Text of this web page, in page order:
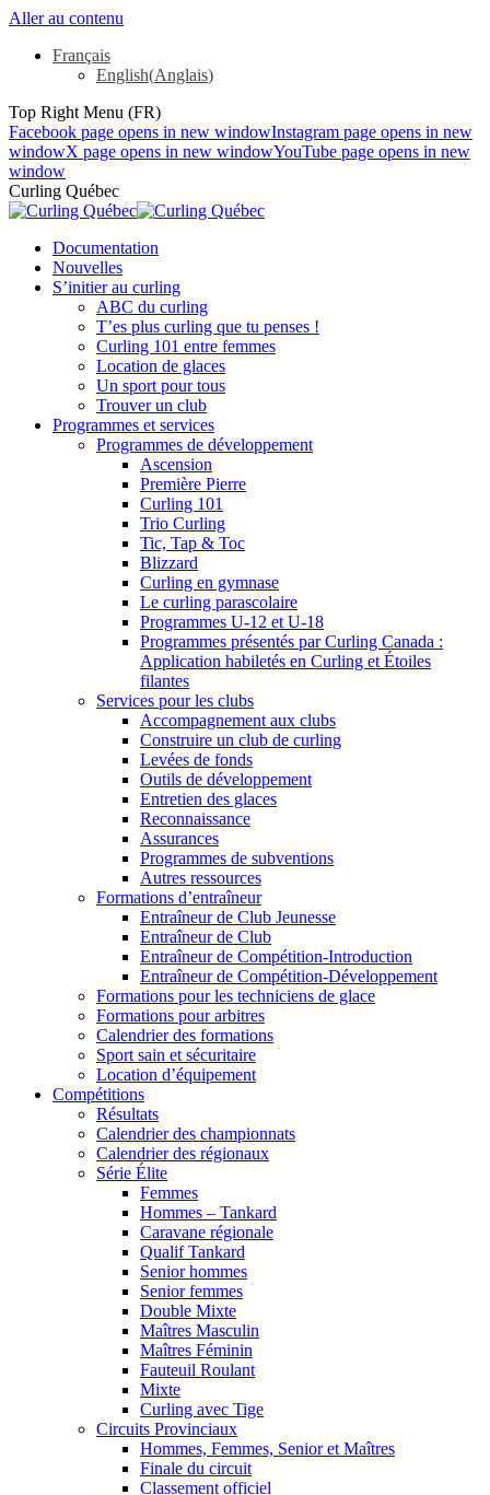
Aller au contenu
Français
English(Anglais)
Top Right Menu (FR)
Facebook page opens in new windowInstagram page opens in new
windowX page opens in new windowYouTube page opens in new
window
Curling Québec
Documentation
Nouvelles
S’initier au curling
ABC du curling
T’es plus curling que tu penses !
Curling 101 entre femmes
Location de glaces
Un sport pour tous
Trouver un club
Programmes et services
Programmes de développement
Ascension
Première Pierre
Curling 101
Trio Curling
Tic, Tap & Toc
Blizzard
Curling en gymnase
Le curling parascolaire
Programmes U-12 et U-18
Programmes présentés par Curling Canada :
Application habiletés en Curling et Étoiles
filantes
Services pour les clubs
Accompagnement aux clubs
Construire un club de curling
Levées de fonds
Outils de développement
Entretien des glaces
Reconnaissance
Assurances
Programmes de subventions
Autres ressources
Formations d’entraîneur
Entraîneur de Club Jeunesse
Entraîneur de Club
Entraîneur de Compétition-Introduction
Entraîneur de Compétition-Développement
Formations pour les techniciens de glace
Formations pour arbitres
Calendrier des formations
Sport sain et sécuritaire
Location d’équipement
Compétitions
Résultats
Calendrier des championnats
Calendrier des régionaux
Série Élite
Femmes
Hommes – Tankard
Caravane régionale
Qualif Tankard
Senior hommes
Senior femmes
Double Mixte
Maîtres Masculin
Maîtres Féminin
Fauteuil Roulant
Mixte
Curling avec Tige
Circuits Provinciaux
Hommes, Femmes, Senior et Maîtres
Finale du circuit
Classement officiel